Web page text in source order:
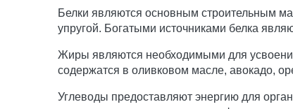
Белки являются основным строительным
упругой. Богатыми источниками белка
Жиры являются необходимыми для
содержатся в оливковом масле, авокадо,
Углеводы предоставляют энергию для